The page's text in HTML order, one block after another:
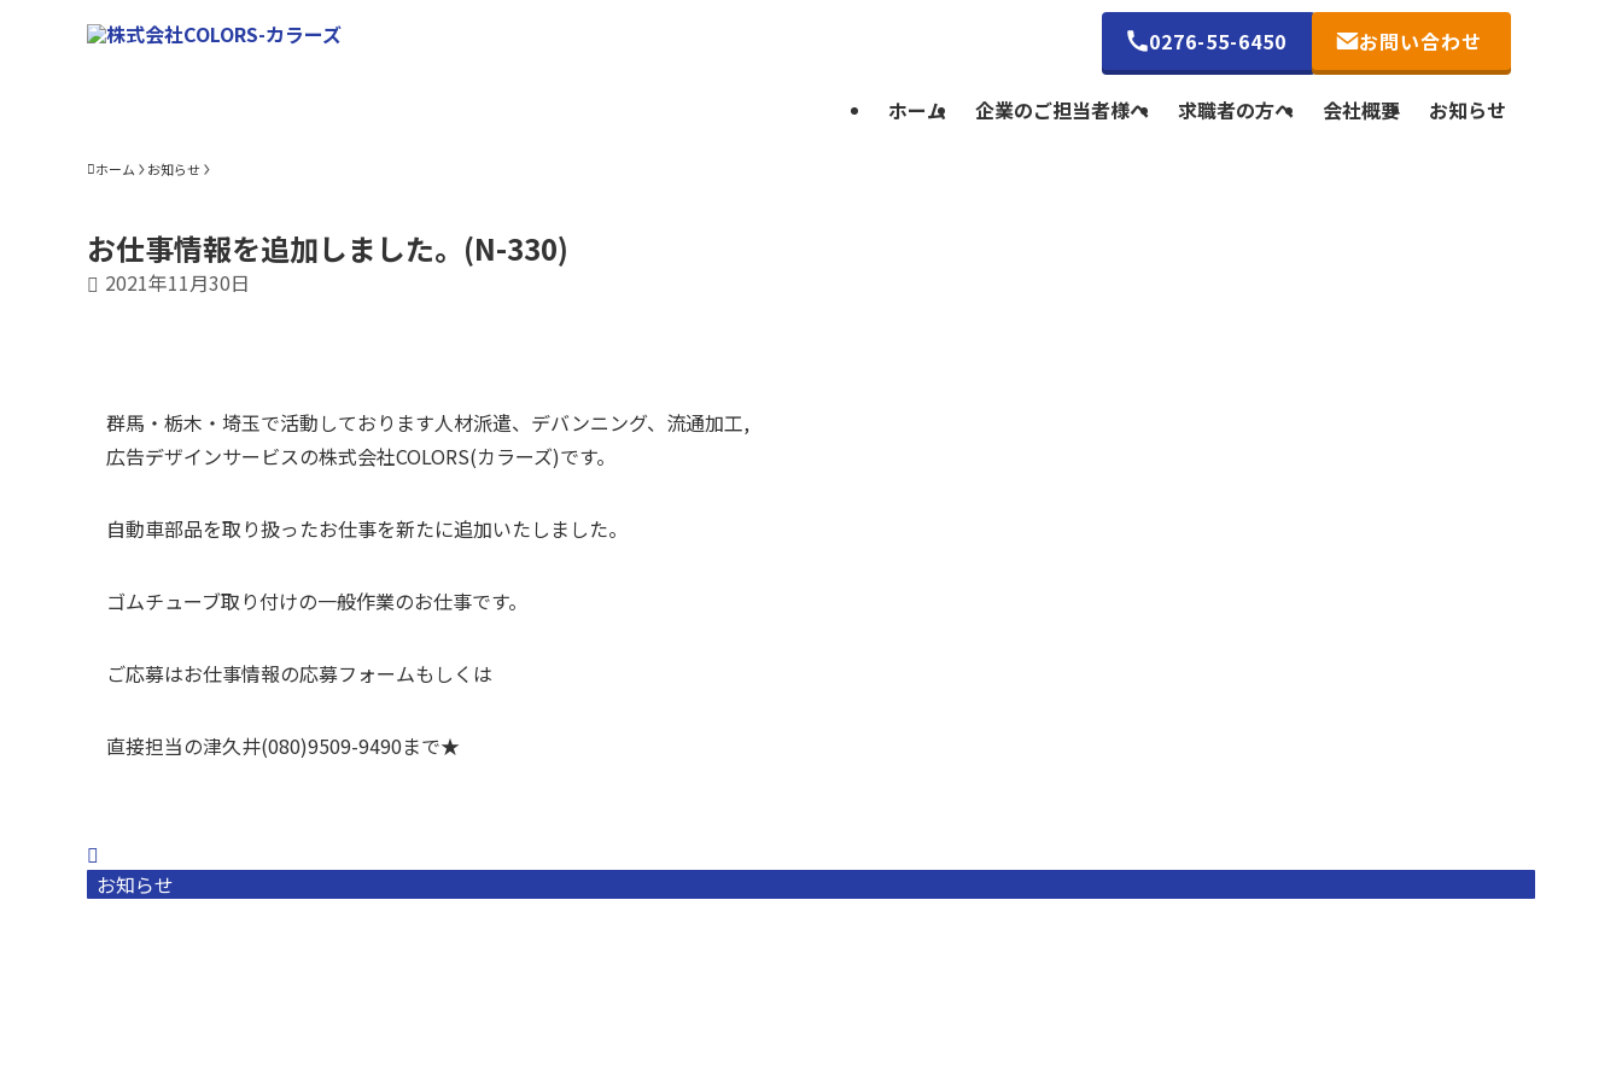
ホーム 企業のご担当者様へ 求職者の方へ 会社概要 お知らせ
0276-55-6450 お問い合わせ
ホーム お知らせ
お仕事情報を追加しました。(N-330)
2021年11月30日
群馬・栃木・埼玉で活動しております人材派遣、デバンニング、流通加工,
広告デザインサービスの株式会社COLORS(カラーズ)です。
自動車部品を取り扱ったお仕事を新たに追加いたしました。
ゴムチューブ取り付けの一般作業のお仕事です。
ご応募はお仕事情報の応募フォームもしくは
直接担当の津久井(080)9509-9490まで★
お知らせ